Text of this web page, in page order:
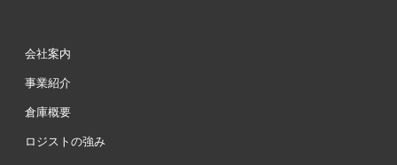
会社案内
事業紹介
倉庫概要
ロジストの強み